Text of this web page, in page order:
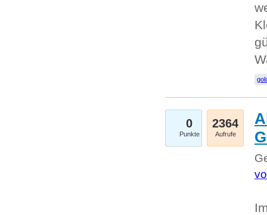
0
Punkte
2364
Aufrufe